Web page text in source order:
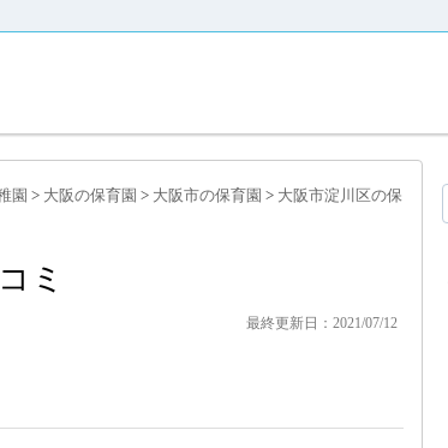
園 > 大阪の保育園 > 大阪市の保育園 > 大阪市淀川区の保
ミ
最終更新日：2021/07/12